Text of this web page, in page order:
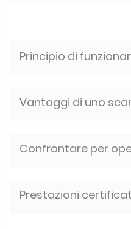
Principio di
Vantaggi di uno
Confrontare per
Prestazioni